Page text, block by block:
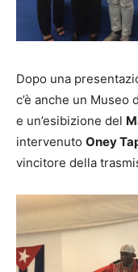
Dopo una
c’è anche un Museo
e un’esibizione del
intervenuto Oney
vincitore della